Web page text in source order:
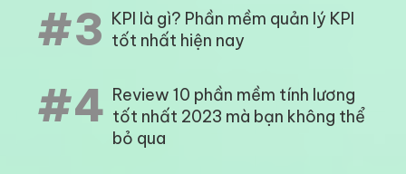
#3 KPI là gì? Phần mềm quản lý KPI
tốt nhất hiện nay
#4 Review 10 phần mềm tính lương
tốt nhất 2023 mà bạn không thể
bỏ qua